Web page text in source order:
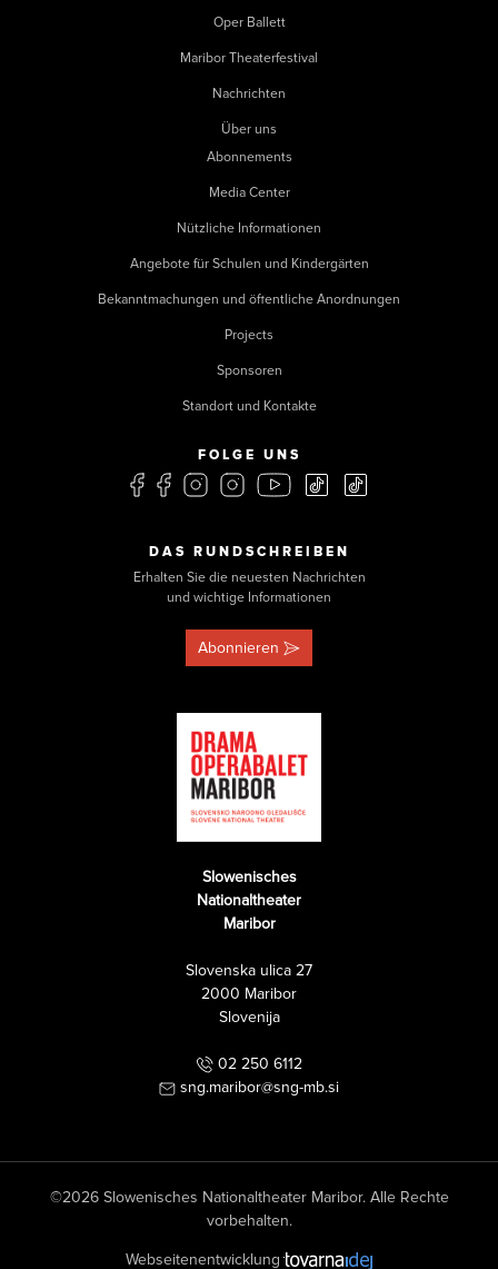
Oper Ballett
Maribor Theaterfestival
Nachrichten
Über uns
Abonnements
Media Center
Nützliche Informationen
Angebote für Schulen und Kindergärten
Bekanntmachungen und öffentliche Anordnungen
Projects
Sponsoren
Standort und Kontakte
FOLGE UNS
DAS RUNDSCHREIBEN
Erhalten Sie die neuesten Nachrichten
und wichtige Informationen
Abonnieren
Slowenisches
Nationaltheater
Maribor
Slovenska ulica 27
2000 Maribor
Slovenija
02 250 6112
sng.maribor@sng-mb.si
©2026 Slowenisches Nationaltheater Maribor. Alle Rechte
vorbehalten.
Webseitenentwicklung